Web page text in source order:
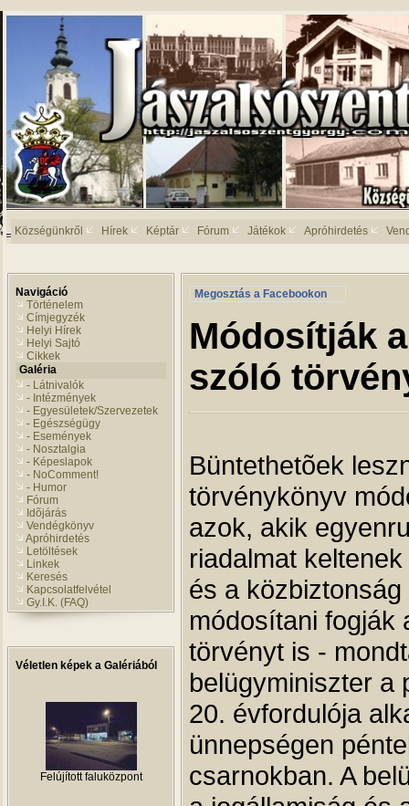
Községünkről Hírek Képtár Fórum Játékok Apróhirdetés
Navigáció
Történelem
Címjegyzék
Helyi Hírek
Helyi Sajtó
Cikkek
Galéria
- Látnivalók
- Intézmények
- Egyesületek/Szervezetek
- Egészségügy
- Események
- Nosztalgia
- Képeslapok
- NoComment!
- Humor
Fórum
Idõjárás
Vendégkönyv
Apróhirdetés
Letöltések
Linkek
Keresés
Kapcsolatfelvétel
Gy.I.K. (FAQ)
Véletlen képek a Galériából
Jótékonysági rendezvény
Megosztás a Facebookon
Módosítják
szóló
Büntethetõek
törvénykönyv
azok, akik
riadalmat
és a
módosítani fogják
törvényt is -
belügyminiszter a
20. évfordulója
ünnepségen
csarnokban. A